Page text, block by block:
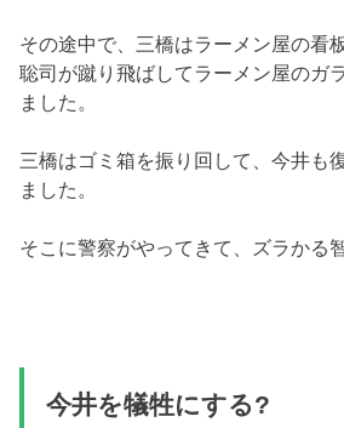
その途中で、三橋はラーメン屋の看
聡司が蹴り飛ばしてラーメン屋のガ
ました。
三橋はゴミ箱を振り回して、今井も
ました。
そこに警察がやってきて、ズラかる
今井を犠牲にする?